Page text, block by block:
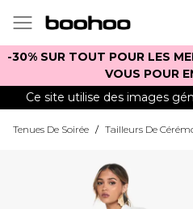
-30% SUR TOUT POUR LES
VOUS POUR
Ce site utilise des images
Tenues De Soirée / Tailleurs De